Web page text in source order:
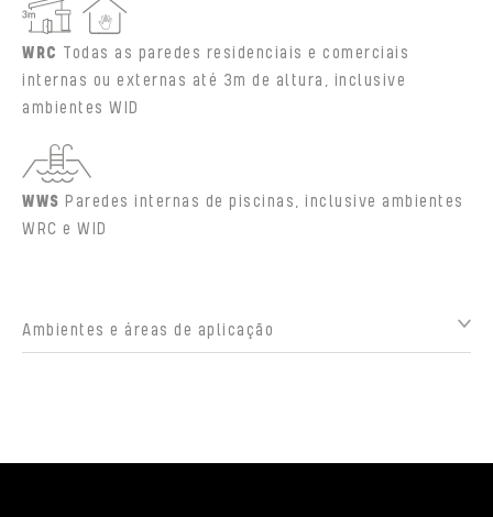
WRC Todas as paredes residenciais e comerciais
internas ou externas até 3m de altura, inclusive
ambientes WID
WWS Paredes internas de piscinas, inclusive ambientes
WRC e WID
Ambientes e áreas de aplicação